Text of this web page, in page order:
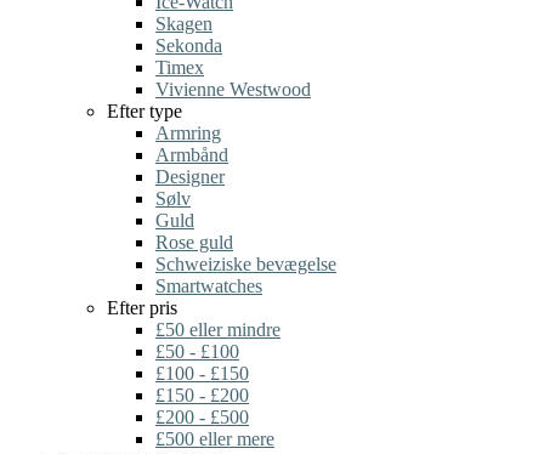
Skagen
Sekonda
Timex
Vivienne Westwood
Efter type
Armring
Armbånd
Designer
Sølv
Guld
Rose guld
Schweiziske bevægelse
Smartwatches
Efter pris
£50 eller mindre
£50 - £100
£100 - £150
£150 - £200
£200 - £500
£500 eller mere